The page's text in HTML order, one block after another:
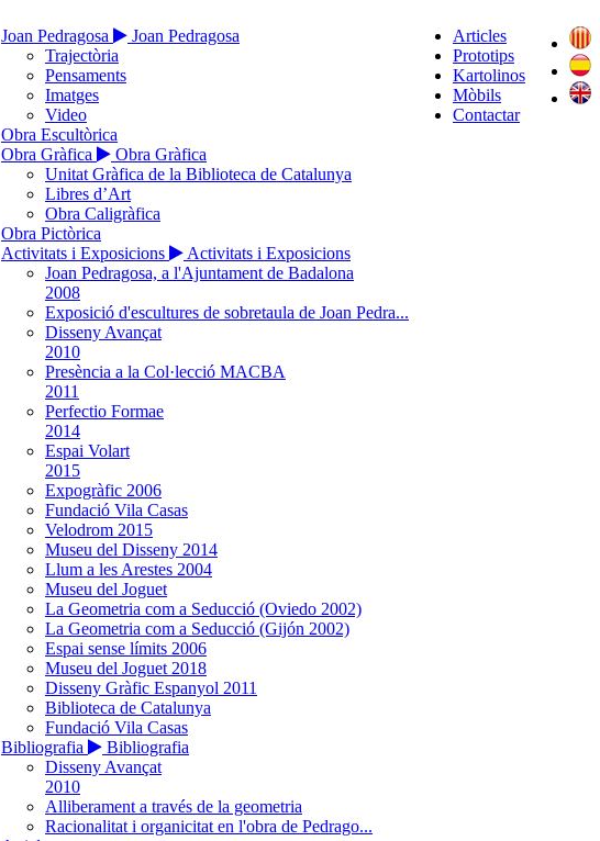
Articles
Prototips
Kartolinos
Mòbils
Contactar
Joan Pedragosa
Joan Pedragosa
Trajectòria
Pensaments
Imatges
Video
Obra Escultòrica
Obra Gràfica
Obra Gràfica
Unitat Gràfica de la Biblioteca de Catalunya
Libres d’Art
Obra Caligràfica
Obra Pictòrica
Activitats i Exposicions
Activitats i Exposicions
Joan Pedragosa, a l'Ajuntament de Badalona
2008
Exposició d'escultures de sobretaula de Joan Pedra...
Disseny Avançat
2010
Presència a la Col·lecció MACBA
2011
Perfectio Formae
2014
Espai Volart
2015
Expogràfic 2006
Fundació Vila Casas
Velodrom 2015
Museu del Disseny 2014
Llum a les Arestes 2004
Museu del Joguet
La Geometria com a Seducció (Oviedo 2002)
La Geometria com a Seducció (Gijón 2002)
Espai sense límits 2006
Museu del Joguet 2018
Disseny Gràfic Espanyol 2011
Biblioteca de Catalunya
Fundació Vila Casas
Bibliografia
Bibliografia
Disseny Avançat
2010
Alliberament a través de la geometria
Racionalitat i organicitat en l'obra de Pedrago...